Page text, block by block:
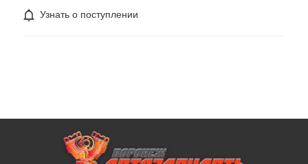
Узнать о поступлении